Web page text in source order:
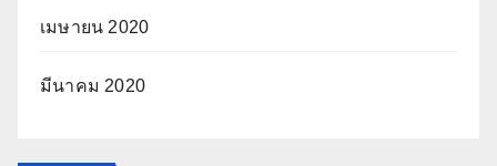
เมษายน 2020
มีนาคม 2020